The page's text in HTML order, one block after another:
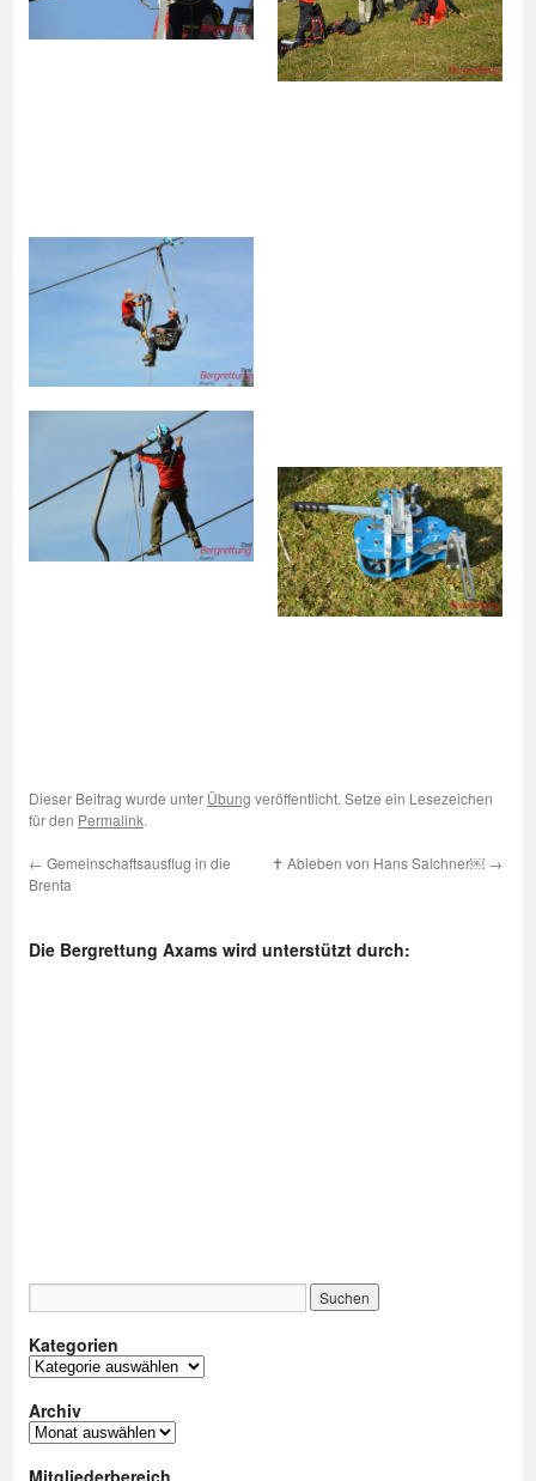
Dieser Beitrag wurde unter Übung veröffentlicht. Setze ein Lesezeichen
für den Permalink.
← Gemeinschaftsausflug in die
Brenta
✝ Ableben von Hans Salchner￼ →
Die Bergrettung Axams wird unterstützt durch:
Kategorien
Kategorien
Archiv
Archiv
Mitgliederbereich